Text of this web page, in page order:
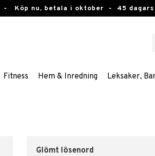
- Köp nu, betala i oktober - 45
Fitness Hem & Inredning Leksaker,
Glömt lösenord